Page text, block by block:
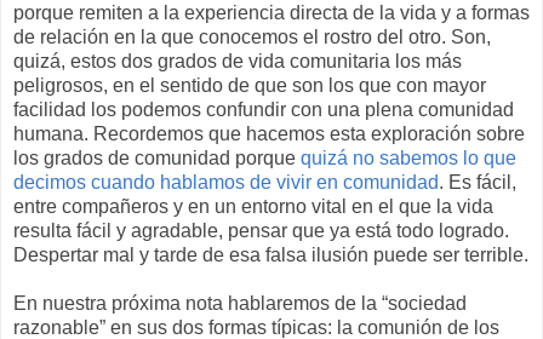
porque remiten a la experiencia directa de la vida y a formas
de relación en la que conocemos el rostro del otro. Son,
quizá, estos dos grados de vida comunitaria los más
peligrosos, en el sentido de que son los que con mayor
facilidad los podemos confundir con una plena comunidad
humana. Recordemos que hacemos esta exploración sobre
los grados de comunidad porque quizá no sabemos lo que
decimos cuando hablamos de vivir en comunidad. Es fácil,
entre compañeros y en un entorno vital en el que la vida
resulta fácil y agradable, pensar que ya está todo logrado.
Despertar mal y tarde de esa falsa ilusión puede ser terrible.
En nuestra próxima nota hablaremos de la “sociedad
razonable” en sus dos formas típicas: la comunión de los